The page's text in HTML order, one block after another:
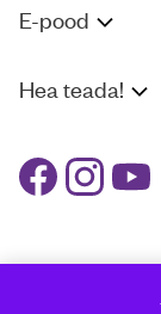
E-pood
Hea teada!